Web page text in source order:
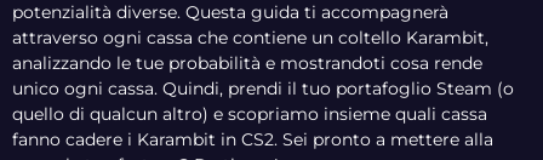
potenzialità diverse. Questa guida ti accompagnerà
attraverso ogni cassa che contiene un coltello Karambit,
analizzando le tue probabilità e mostrandoti cosa rende
unico ogni cassa. Quindi, prendi il tuo portafoglio Steam (o
quello di qualcun altro) e scopriamo insieme quali cassa
fanno cadere i Karambit in CS2. Sei pronto a mettere alla